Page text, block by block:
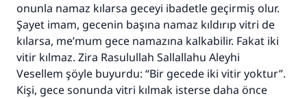
onunla namaz kılarsa geceyi ibadetle geçirmiş olur.
Şayet imam, gecenin başına namaz kıldırıp vitri de
kılarsa, me’mum gece namazına kalkabilir. Fakat iki
vitir kılmaz. Zira Rasulullah Sallallahu Aleyhi
Vesellem şöyle buyurdu: “Bir gecede iki vitir yoktur”.
Kişi, gece sonunda vitri kılmak isterse daha önce